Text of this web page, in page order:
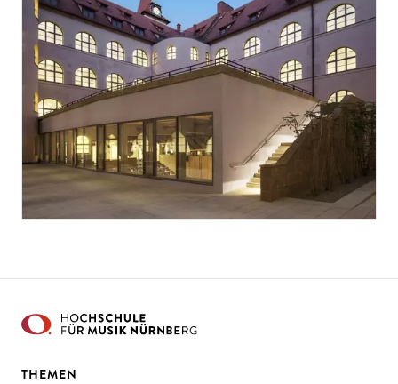
THEMEN